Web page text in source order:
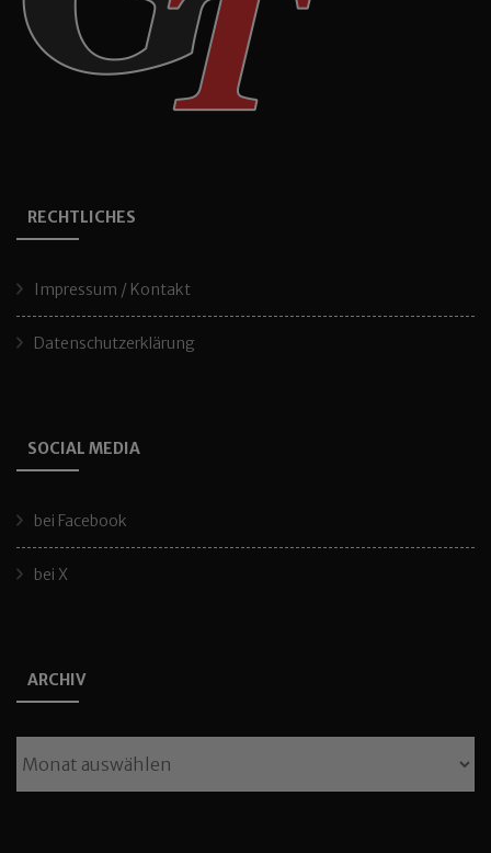
RECHTLICHES
Impressum / Kontakt
Datenschutzerklärung
SOCIAL MEDIA
bei Facebook
bei X
ARCHIV